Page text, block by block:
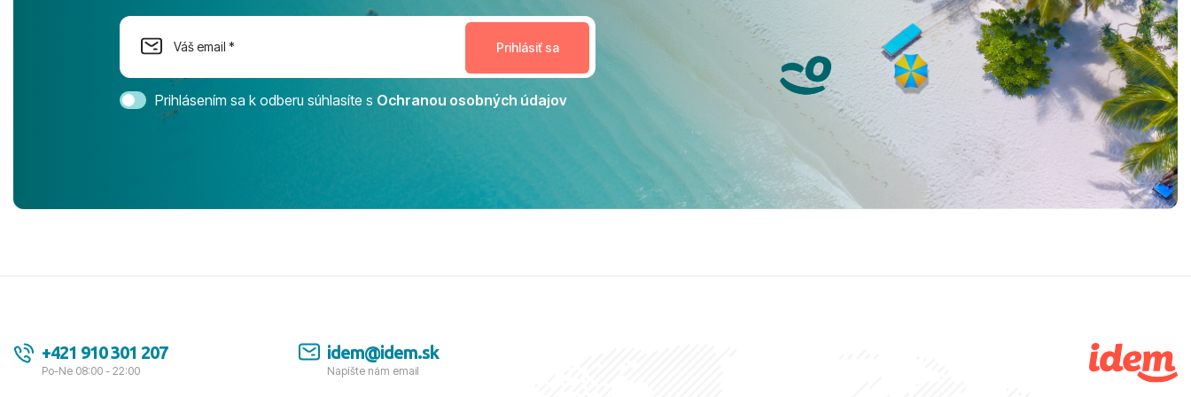
dostatok priestoru na dokonalý relax. ​
Magic Life Jacaranda môžeme s čistým
svedomím odporučiť každému, kto hľadá
bezstarostnú dovolenku na vysokej
úrovni. Všetko bolo zabezpečené na
tešíme, kam s nami vyrazíte nabudúce!
Ďakujeme za skvelé spomienky. ​S
pozdravom a prianím mnohých ďalších
Prihlásením sa k odberu súhlasíte s Ochranou osobných údajov
+421 910 301 207
Po-Ne 08:00 - 22:00
idem@idem.sk
Napíšte nám email